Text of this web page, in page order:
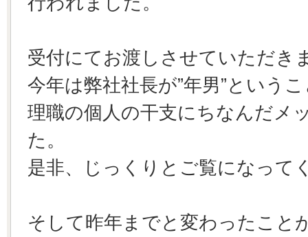
受付にてお渡しさせていただき
今年は弊社社長が”年男”という
理職の個人の干支にちなんだメ
た。
是非、じっくりとご覧になって
そして昨年までと変わったこと